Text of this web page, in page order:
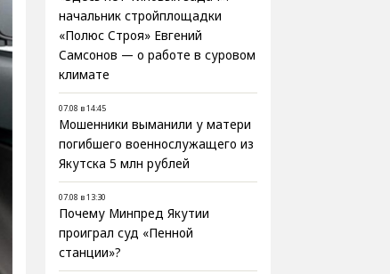
начальник стройплощадки
«Полюс Строя» Евгений
Самсонов — о работе в суровом
климате
07.08 в 14:45
Мошенники выманили у матери
погибшего военнослужащего из
Якутска 5 млн рублей
07.08 в 13:30
Почему Минпред Якутии
проиграл суд «Пенной
станции»?